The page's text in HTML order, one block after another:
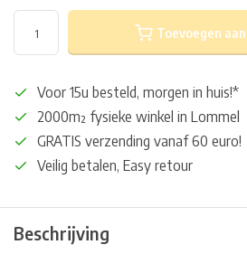
Toevoegen
Voor 15u besteld, morgen in huis!*
2000m² fysieke winkel in Lommel
GRATIS verzending vanaf 60 euro!
Veilig betalen, Easy retour
Beschrijving